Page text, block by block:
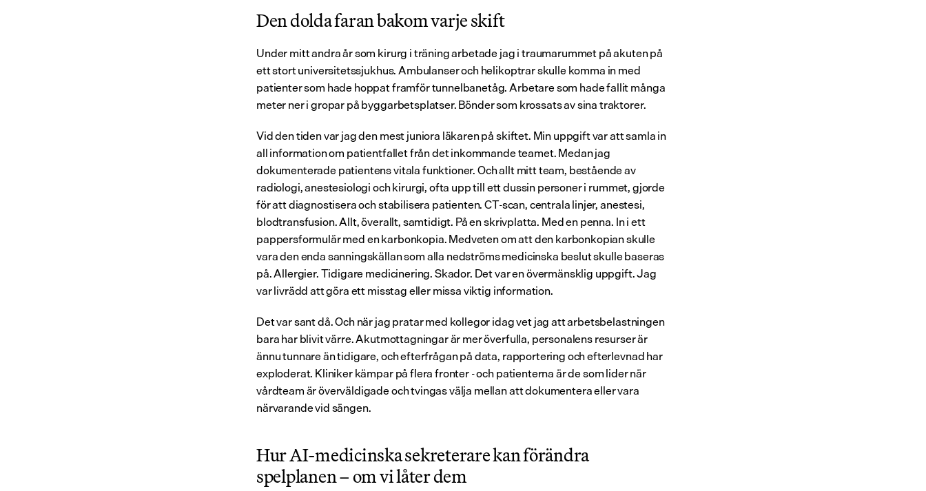
Den dolda faran bakom varje skift
Under mitt andra år som kirurg i träning arbetade jag i traumarummet på akuten på
ett stort universitetssjukhus. Ambulanser och helikoptrar skulle komma in med
patienter som hade hoppat framför tunnelbanetåg. Arbetare som hade fallit många
meter ner i gropar på byggarbetsplatser. Bönder som krossats av sina traktorer.
Vid den tiden var jag den mest juniora läkaren på skiftet. Min uppgift var att samla in
all information om patientfallet från det inkommande teamet. Medan jag
dokumenterade patientens vitala funktioner. Och allt mitt team, bestående av
radiologi, anestesiologi och kirurgi, ofta upp till ett dussin personer i rummet, gjorde
för att diagnostisera och stabilisera patienten. CT-scan, centrala linjer, anestesi,
blodtransfusion. Allt, överallt, samtidigt. På en skrivplatta. Med en penna. In i ett
pappersformulär med en karbonkopia. Medveten om att den karbonkopian skulle
vara den enda sanningskällan som alla nedströms medicinska beslut skulle baseras
på. Allergier. Tidigare medicinering. Skador. Det var en övermänsklig uppgift. Jag
var livrädd att göra ett misstag eller missa viktig information.
Det var sant då. Och när jag pratar med kollegor idag vet jag att arbetsbelastningen
bara har blivit värre. Akutmottagningar är mer överfulla, personalens resurser är
ännu tunnare än tidigare, och efterfrågan på data, rapportering och efterlevnad har
exploderat. Kliniker kämpar på flera fronter - och patienterna är de som lider när
vårdteam är överväldigade och tvingas välja mellan att dokumentera eller vara
närvarande vid sängen.
Hur AI-medicinska sekreterare kan förändra
spelplanen – om vi låter dem